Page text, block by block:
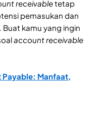
receivabletetap
pemasukan dan
kamu yang ingin
account receivable
Manfaat,